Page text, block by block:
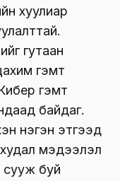
хуулиар
гутаан
гэмт
гэмт
байдаг.
нэгэн этгээд
мэдээлэл
сууж буй